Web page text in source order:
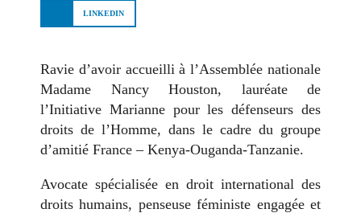
LINKEDIN
Ravie d’avoir accueilli à l’Assemblée nationale
Madame Nancy Houston, lauréate de
l’Initiative Marianne pour les défenseurs des
droits de l’Homme, dans le cadre du groupe
d’amitié France – Kenya-Ouganda-Tanzanie.
Avocate spécialisée en droit international des
droits humains, penseuse féministe engagée et